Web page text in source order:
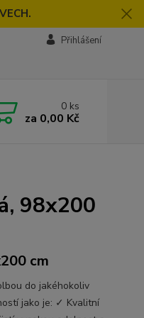
Přihlášení
0 ks
za 0,00 Kč
98x200
cm
do jakéhokoliv
jako je: ✓ Kvalitní